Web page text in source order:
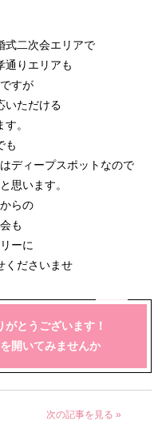
式二次会エリアで
通りエリアも
すが
いただける
。
も
ディープスポットなので
思います。
らの
も
ーに
くださいませ
とうございます！
開いてみませんか
次の記事を見る »